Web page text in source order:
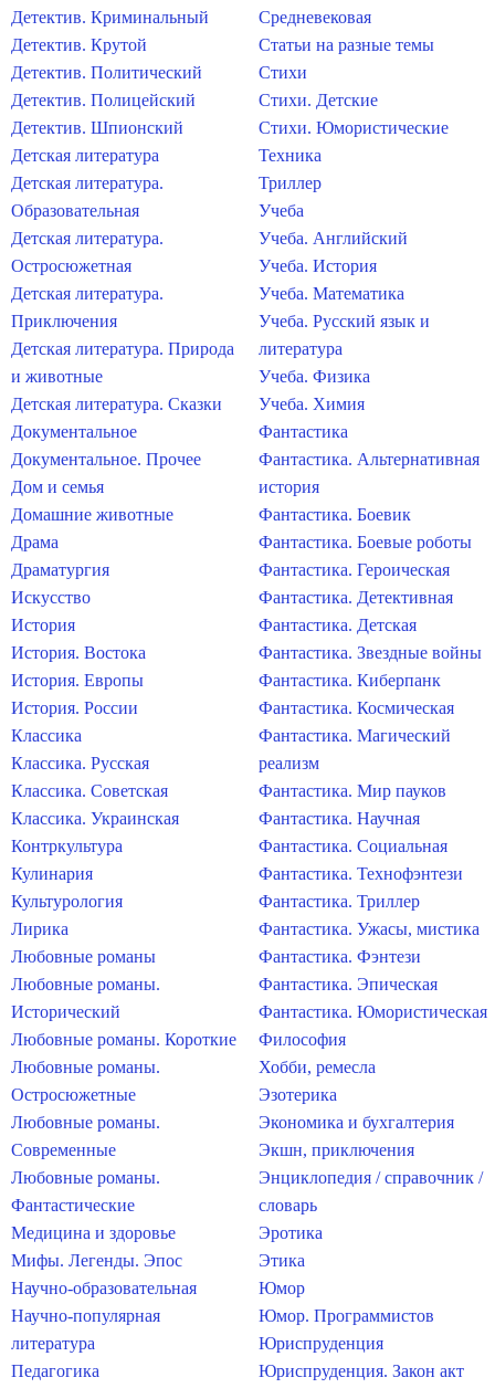
Детектив. Криминальный
Детектив. Крутой
Детектив. Политический
Детектив. Полицейский
Детектив. Шпионский
Детская литература
Детская литература.
Образовательная
Детская литература.
Остросюжетная
Детская литература.
Приключения
Детская литература. Природа
и животные
Детская литература. Сказки
Документальное
Документальное. Прочее
Дом и семья
Домашние животные
Драма
Драматургия
Искусство
История
История. Востока
История. Европы
История. России
Классика
Классика. Русская
Классика. Советская
Классика. Украинская
Контркультура
Кулинария
Культурология
Лирика
Любовные романы
Любовные романы.
Исторический
Любовные романы. Короткие
Любовные романы.
Остросюжетные
Любовные романы.
Современные
Любовные романы.
Фантастические
Медицина и здоровье
Мифы. Легенды. Эпос
Научно-образовательная
Научно-популярная
литература
Педагогика
Средневековая
Статьи на разные темы
Стихи
Стихи. Детские
Стихи. Юмористические
Техника
Триллер
Учеба
Учеба. Английский
Учеба. История
Учеба. Математика
Учеба. Русский язык и
литература
Учеба. Физика
Учеба. Химия
Фантастика
Фантастика. Альтернативная
история
Фантастика. Боевик
Фантастика. Боевые роботы
Фантастика. Героическая
Фантастика. Детективная
Фантастика. Детская
Фантастика. Звездные войны
Фантастика. Киберпанк
Фантастика. Космическая
Фантастика. Магический
реализм
Фантастика. Мир пауков
Фантастика. Научная
Фантастика. Социальная
Фантастика. Технофэнтези
Фантастика. Триллер
Фантастика. Ужасы, мистика
Фантастика. Фэнтези
Фантастика. Эпическая
Фантастика. Юмористическая
Философия
Хобби, ремесла
Эзотерика
Экономика и бухгалтерия
Экшн, приключения
Энциклопедия / справочник /
словарь
Эротика
Этика
Юмор
Юмор. Программистов
Юриспруденция
Юриспруденция. Закон акт